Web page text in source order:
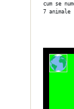
cum se
7